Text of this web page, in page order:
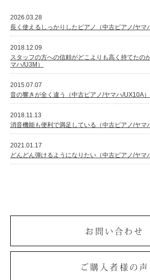
2026.03.28
長く使えるしっかりしたピアノ（中古ピアノ/ヤマ
2018.12.09
スタッフの方への信頼がどこよりも高く持てたの
マハ/U3M）
2015.07.07
音の響きが全く違う（中古ピアノ/ヤマハ/UX10A）
2018.11.13
消音機能も便利で満足している（中古ピアノ/ヤマ
2021.01.17
どんどん弾けるようになりたい（中古ピアノ/ヤマ
お問い合わせ
ご購入者様の声